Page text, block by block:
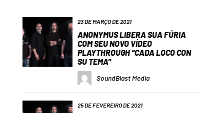
23 DE MARÇO DE 2021
ANONYMUS LIBERA SUA FÚRIA
COM SEU NOVO VÍDEO
PLAYTHROUGH “CADA LOCO CON
SU TEMA”
SoundBlast Media
25 DE FEVEREIRO DE 2021